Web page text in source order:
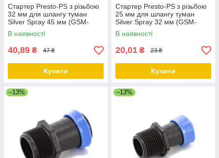
Стартер Presto-PS з різьбою
32 мм для шлангу туман
Silver Spray 45 мм (GSM-
014540)
В наявності
40,89 ₴ 47 ₴
Купити
Стартер Presto-PS з різьбою
25 мм для шлангу туман
Silver Spray 32 мм (GSM-
013232)
В наявності
20,01 ₴ 23 ₴
Купити
–13% –13%